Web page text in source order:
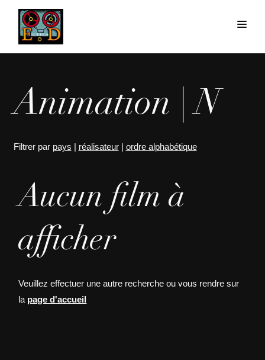
Animation | N
Filtrer par pays | réalisateur| ordre alphabétique
Aucun film à
afficher
Veuillez effectuer une autre recherche ou vous rendre sur
la page d'accueil